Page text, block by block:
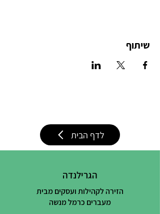
שיתוף
לדף הבית
הגרילנדה
הזירה לקהילות ועסקים מבית
מעברים כרמל מנשה